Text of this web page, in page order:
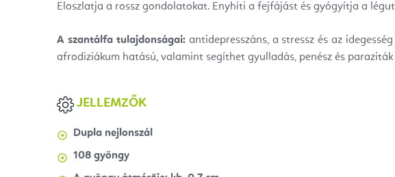
Eloszlatja a rossz gondolatokat. Enyhíti a fejfájást és gyógyítja a
A szantálfa tulajdonságai: antidepresszáns, a stressz és az
afrodiziákum hatású, valamint segíthet gyulladás, penész és paraziták
JELLEMZŐK
Dupla nejlonszál
108 gyöngy